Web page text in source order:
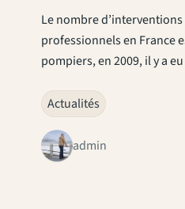
Le nombre
professionnels en France
pompiers, en 2009, il y a
Actualités
admin